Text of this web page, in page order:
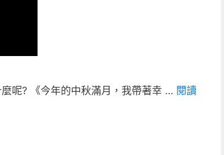
呢? 《今年的中秋滿月，我帶著幸 … 閱讀